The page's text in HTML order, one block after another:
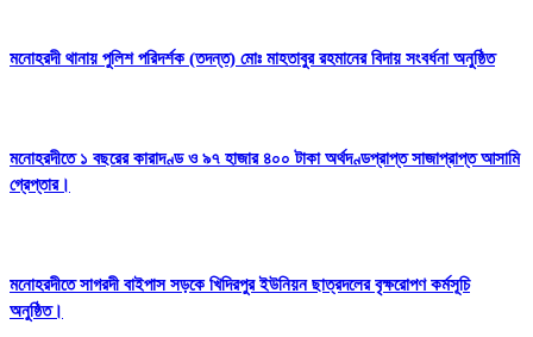
মনোহরদী থানায় পুলিশ পরিদর্শক (তদন্ত) মোঃ মাহতাবুর রহমানের বিদায় সংবর্ধনা অনুষ্ঠিত
মনোহরদীতে ১ বছরের কারাদণ্ড ও ৯৭ হাজার ৪০০ টাকা অর্থদণ্ডপ্রাপ্ত সাজাপ্রাপ্ত আসামি
গ্রেপ্তার।
মনোহরদীতে সাগরদী বাইপাস সড়কে খিদিরপুর ইউনিয়ন ছাত্রদলের বৃক্ষরোপণ কর্মসূচি
অনুষ্ঠিত।